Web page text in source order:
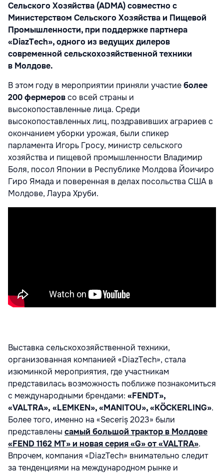
Сельского Хозяйства (ADMA) совместно с
Министерством Сельского Хозяйства и Пищевой
Промышленности, при поддержке партнера
«DiazTech»,одного из ведущих дилеров
современной сельскохозяйственной техники
в Молдове.
В этом году в мероприятии приняли участиеболее
200 фермеровсо всей страны и
высокопоставленные лица. Среди
высокопоставленных лиц, поздравившихаграриев с
окончанием уборки урожая, были спикер
парламента Игорь Гросу, министр сельского
хозяйства и пищевой промышленности Владимир
Боля, посол Японии в Республике Молдова Йоичиро
Гиро Ямада и поверенная в делах посольства США в
Молдове, Лаура Хруби.
Выставка сельскохозяйственной техники,
организованная компанией «DiazTech», стала
изюминкой мероприятия, где участникам
представилась возможность поближе познакомиться
с международными брендами: «FENDT»,
«VALTRA», «LEMKEN», «MANITOU», «KÖCKERLING».
Более того, именно на «Seceriș 2023» были
представлены самый большой трактор в Молдове
«FEND 1162 MT» и новаясерия «G» от «VALTRA».
Впрочем, компания «DiazTech» внимательно следит
за тенденциями на международном рынке и